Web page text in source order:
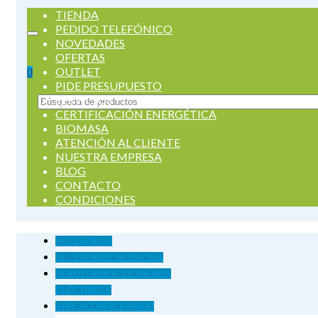
0
Buscar
por:
TIENDA
PEDIDO TELEFÓNICO
NOVEDADES
OFERTAS
OUTLET
PIDE PRESUPUESTO
SERVICIOS
CERTIFICACIÓN ENERGÉTICA
BIOMASA
ATENCIÓN AL CLIENTE
NUESTRA EMPRESA
BLOG
CONTACTO
CONDICIONES
ACCESORIOS
ACCESORIOS DE PISCINA
AEROTERMOS Y CAÑONES
ELÉCTRICOS
AIRE ACONDICIONADO